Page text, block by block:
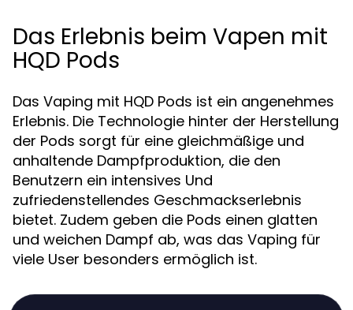
Das Erlebnis beim Vapen mit
HQD Pods
Das Vaping mit HQD Pods ist ein angenehmes
Erlebnis. Die Technologie hinter der Herstellung
der Pods sorgt für eine gleichmäßige und
anhaltende Dampfproduktion, die den
Benutzern ein intensives Und
zufriedenstellendes Geschmackserlebnis
bietet. Zudem geben die Pods einen glatten
und weichen Dampf ab, was das Vaping für
viele User besonders ermöglich ist.